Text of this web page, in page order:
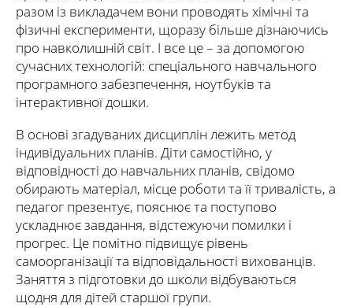
разом із викладачем вони проводять хімічні та
фізичні експерименти, щоразу більше дізнаючись
про навколишній світ. І все це – за допомогою
сучасних технологій: спеціального навчального
програмного забезпечення, ноутбуків та
інтерактивної дошки.
В основі згадуваних дисциплін лежить метод
індивідуальних планів. Діти самостійно, у
відповідності до навчальних планів, свідомо
обирають матеріал, місце роботи та її тривалість, а
педагог презентує, пояснює та поступово
ускладнює завдання, відстежуючи помилки і
прогрес. Це помітно підвищує рівень
самоорганізації та відповідальності вихованців.
Заняття з підготовки до школи відбуваються
щодня для дітей старшої групи.